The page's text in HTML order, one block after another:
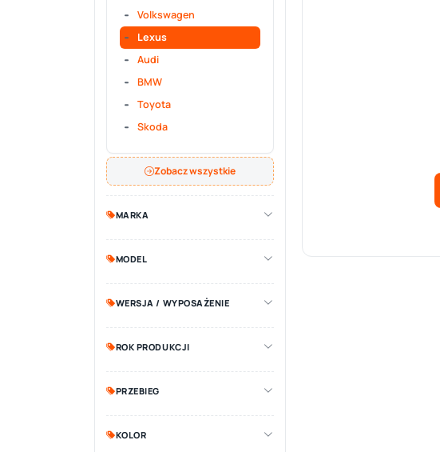
Volkswagen
Lexus
Audi
BMW
Toyota
Skoda
Zobacz wszystkie
MARKA
MODEL
WERSJA / WYPOSAŻENIE
ROK PRODUKCJI
PRZEBIEG
KOLOR